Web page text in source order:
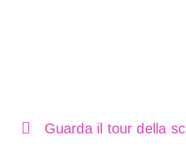
Guarda il tour della